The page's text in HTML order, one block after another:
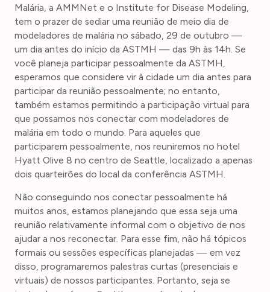
Malária, a AMMNet e o Institute for Disease Modeling,
tem o prazer de sediar uma reunião de meio dia de
modeladores de malária no sábado, 29 de outubro —
um dia antes do início da ASTMH — das 9h às 14h. Se
você planeja participar pessoalmente da ASTMH,
esperamos que considere vir à cidade um dia antes para
participar da reunião pessoalmente; no entanto,
também estamos permitindo a participação virtual para
que possamos nos conectar com modeladores de
malária em todo o mundo. Para aqueles que
participarem pessoalmente, nos reuniremos no hotel
Hyatt Olive 8 no centro de Seattle, localizado a apenas
dois quarteirões do local da conferência ASTMH.
Não conseguindo nos conectar pessoalmente há
muitos anos, estamos planejando que essa seja uma
reunião relativamente informal com o objetivo de nos
ajudar a nos reconectar. Para esse fim, não há tópicos
formais ou sessões específicas planejadas — em vez
disso, programaremos palestras curtas (presenciais e
virtuais) de nossos participantes. Portanto, seja se